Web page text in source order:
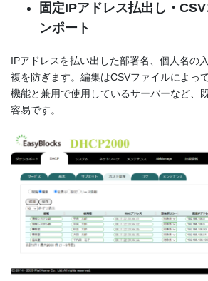
固定IPアドレス払出し・
ンポート
IPアドレスを払い出した部署名、個人名の
複を防ぎます。編集はCSVファイルによっ
機能と兼用で使用しているサーバーなど、
容易です。